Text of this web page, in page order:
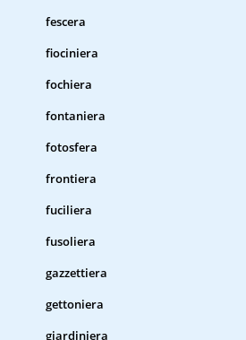
fescera
fiociniera
fochiera
fontaniera
fotosfera
frontiera
fuciliera
fusoliera
gazzettiera
gettoniera
giardiniera